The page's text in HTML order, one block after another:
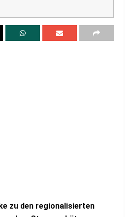
zu den regionalisierten